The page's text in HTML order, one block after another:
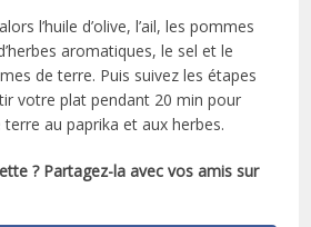
l’huile d’olive, l’ail, les pommes
aromatiques, le sel et le
de terre. Puis suivez les étapes
votre plat pendant 20 min pour
au paprika et aux herbes.
? Partagez-la avec vos amis sur